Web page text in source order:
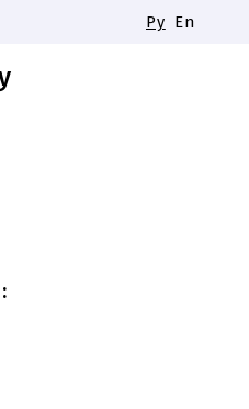
stations
Ру En